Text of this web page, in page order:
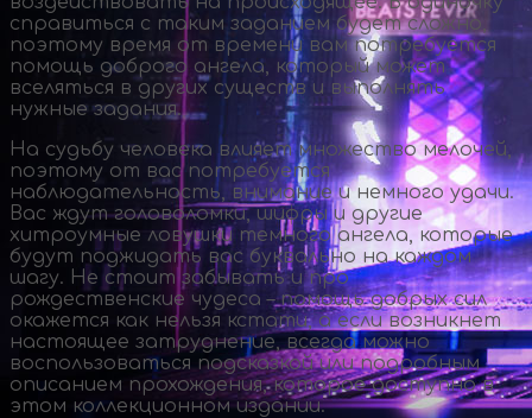
справиться с таким заданием будет сложно,
поэтому время от времени вам потребуется
помощь доброго ангела, который может
вселяться в других существ и выполнять
нужные задания.
На судьбу человека влияет множество мелочей,
поэтому от вас потребуется
наблюдательность, внимание и немного удачи.
Вас ждут головоломки, шифры и другие
хитроумные ловушки темного ангела, которые
будут поджидать вас буквально на каждом
шагу. Не стоит забывать и про
рождественские чудеса – помощь добрых сил
окажется как нельзя кстати, а если возникнет
настоящее затруднение, всегда можно
воспользоваться подсказкой или подробным
описанием прохождения, которое доступно в
этом коллекционном издании.